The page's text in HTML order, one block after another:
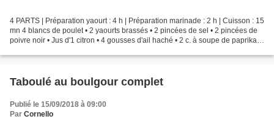
4 PARTS | Préparation yaourt : 4 h | Préparation marinade : 2 h | Cuisson : 15
mn 4 blancs de poulet • 2 yaourts brassés • 2 pincées de sel • 2 pincées de
poivre noir • Jus d'1 citron • 4 gousses d'ail haché • 2 c. à soupe de paprika •
Taboulé au boulgour complet
Publié le 15/09/2018 à 09:00
Par Cornello